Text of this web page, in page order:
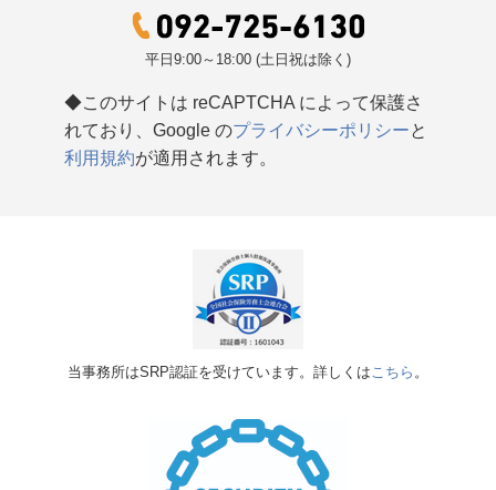
平日9:00～18:00 (土日祝は除く)
◆このサイトは reCAPTCHA によって保護さ
れており、Google のプライバシーポリシーと
利用規約が適用されます。
当事務所はSRP認証を受けています。詳しくはこちら 。